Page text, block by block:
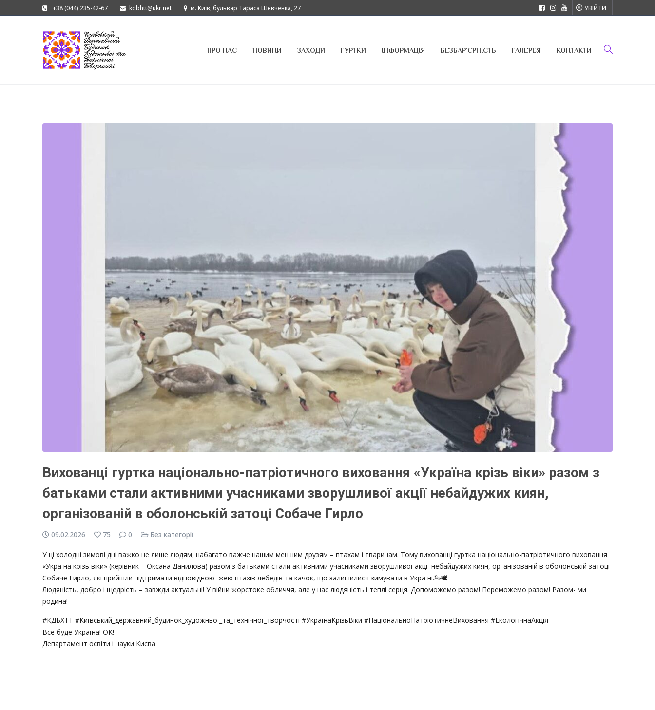
+38 (044) 235-42-67 kdbhtt@ukr.net м. Київ, бульвар Тараса Шевченка, 27 УВІЙТИ
ПРО НАС НОВИНИ ЗАХОДИ ГУРТКИ ІНФОРМАЦІЯ БЕЗБАР`ЄРНІСТЬ ГАЛЕРЕЯ КОНТАКТИ
Вихованці гуртка національно-патріотичного виховання «Україна крізь віки» разом з
батьками стали активними учасниками зворушливої акції небайдужих киян,
організованій в оболонській затоці Собаче Гирло
09.02.2026 75 0 Без категорії
У ці холодні зимові дні важко не лише людям, набагато важче нашим меншим друзям – птахам і тваринам. Тому вихованці гуртка національно-патріотичного виховання
«Україна крізь віки» (керівник – Оксана Данилова) разом з батьками стали активними учасниками зворушливої акції небайдужих киян, організованій в оболонській затоці
Собаче Гирло, які прийшли підтримати відповідною їжею птахів лебедів та качок, що залишилися зимувати в Україні.🦢🕊️
Людяність, добро і щедрість – завжди актуальні! У війни жорстоке обличчя, але у нас людяність і теплі серця. Допоможемо разом! Переможемо разом! Разом- ми
родина!
#КДБХТТ #Київський_державний_будинок_художньої_та_технічної_творчості #УкраїнаКрізьВіки #НаціональноПатріотичнеВиховання #ЕкологічнаАкція
Все буде Україна! ОК!
Департамент освіти і науки Києва